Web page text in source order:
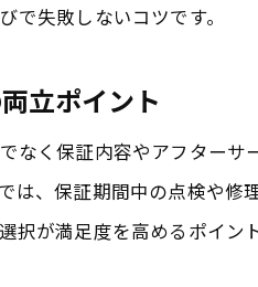
安心できる中古車
オートオークション
オートオークシ
で失敗しないコツです。
立ポイント
なく保証内容やアフター
は、保証期間中の点検や
が満足度を高めるポイント